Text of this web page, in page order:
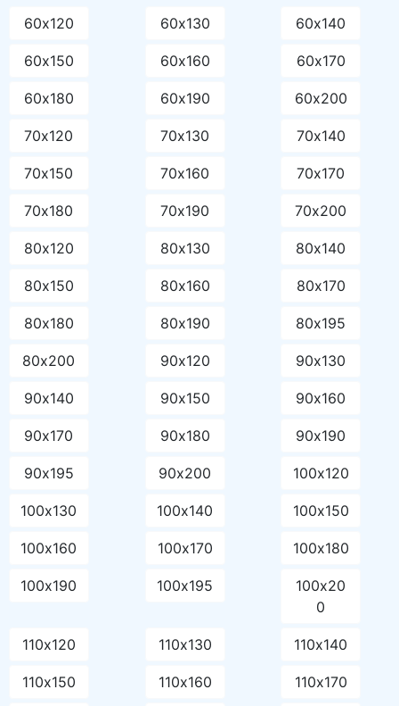
60х120 60х130 60х140
60х150 60х160 60х170
60х180 60х190 60х200
70х120 70х130 70х140
70х150 70х160 70х170
70х180 70х190 70х200
80х120 80х130 80х140
80х150 80х160 80х170
80х180 80х190 80х195
80х200 90х120 90х130
90х140 90х150 90х160
90х170 90х180 90х190
90х195 90х200 100х120
100х130 100х140 100х150
100х160 100х170 100х180
100х190 100х195
100х20
0
110х120 110х130 110х140
110х150 110х160 110х170